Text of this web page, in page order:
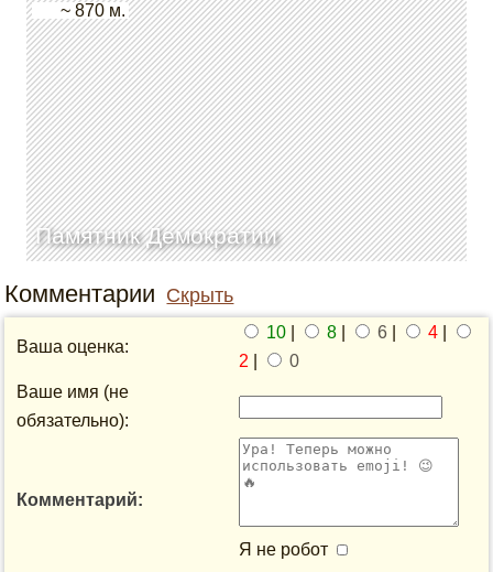
Памятник Демократии
~ 870 м.
Комментарии Скрыть
Ваша оценка:
10 8 6 4
2
0
Ваше имя (не
обязательно):
Комментарий:
Я не робот